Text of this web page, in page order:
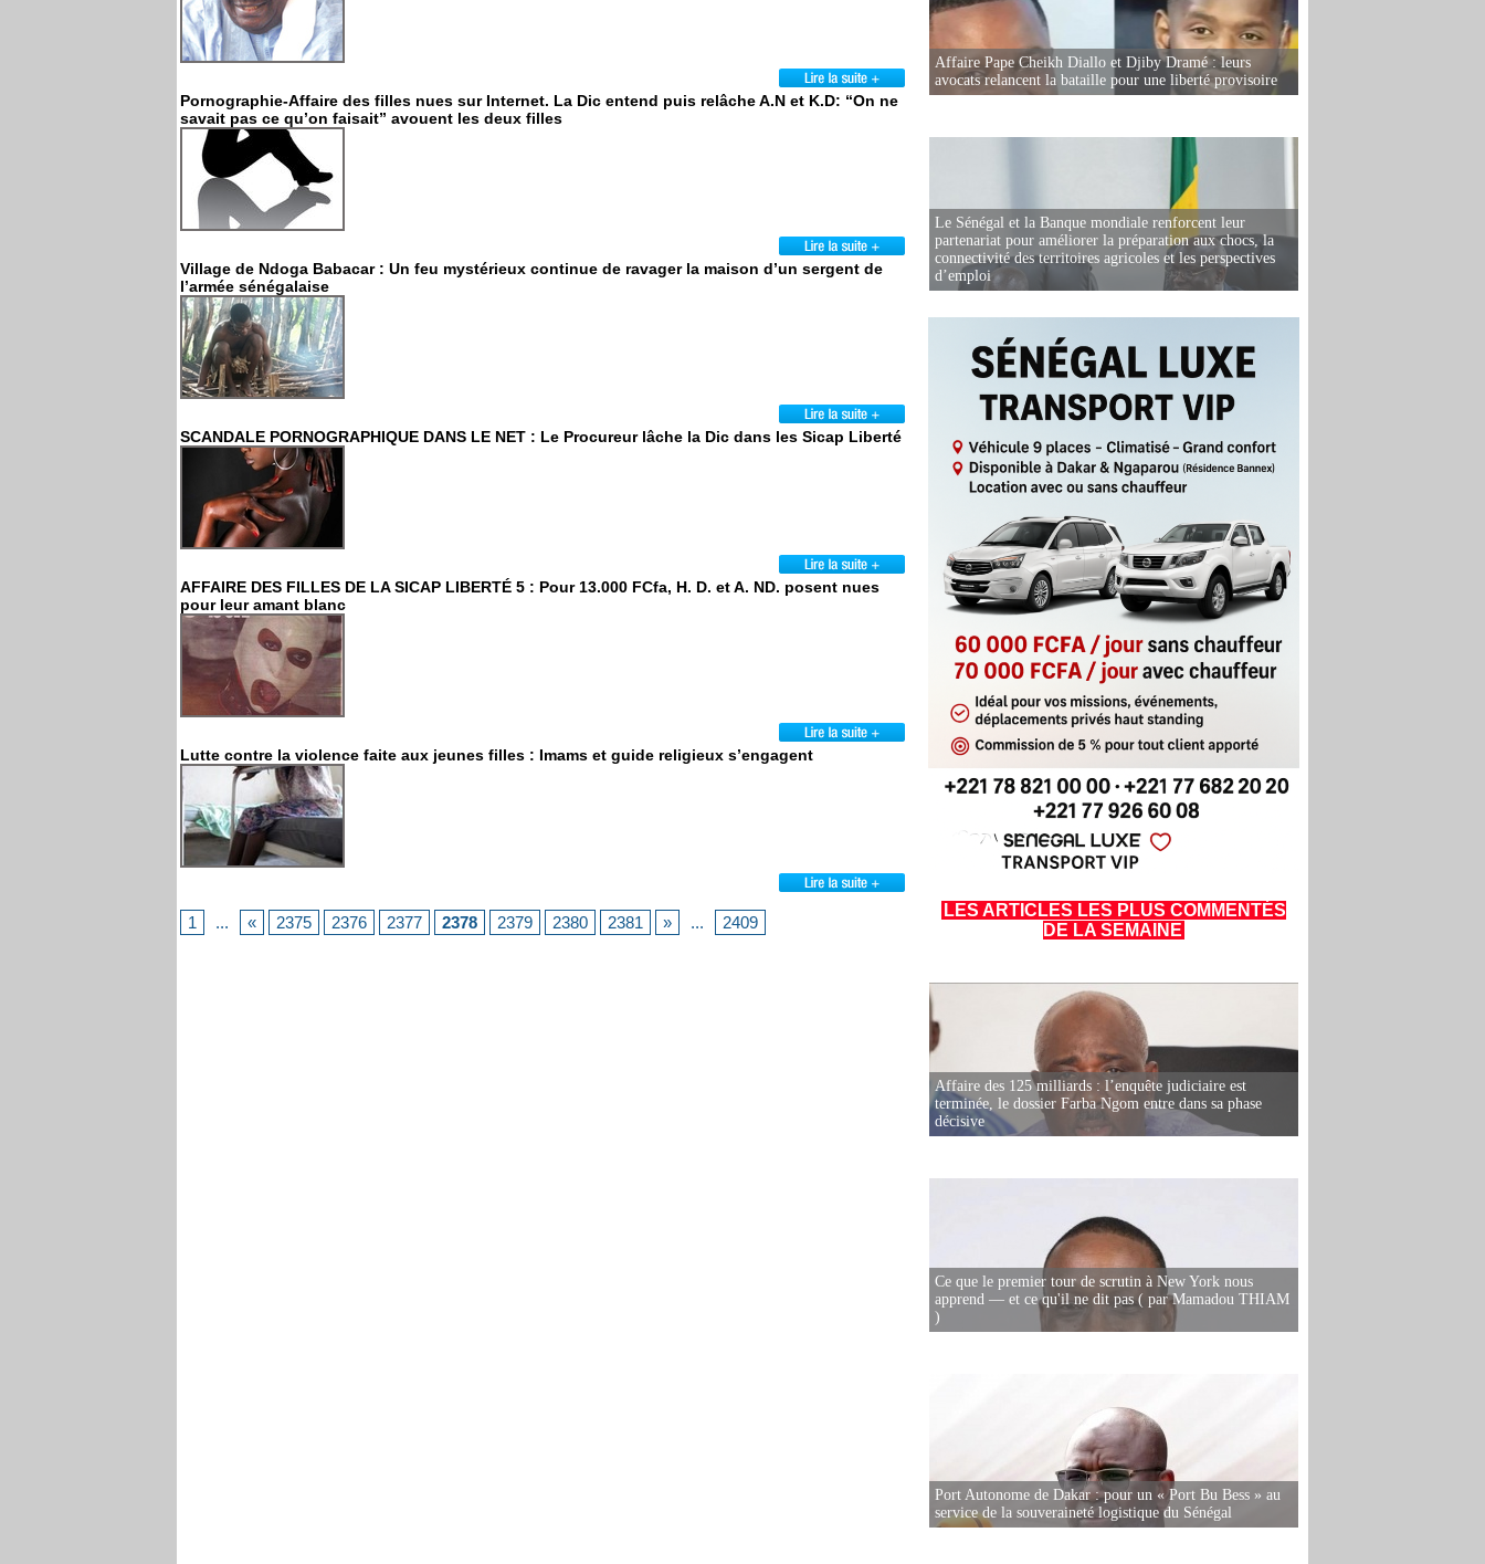
Pornographie-Affaire des filles nues sur Internet. La Dic entend puis relâche A.N et K.D: “On ne
savait pas ce qu’on faisait” avouent les deux filles
Village de Ndoga Babacar : Un feu mystérieux continue de ravager la maison d’un sergent de
l’armée sénégalaise
SCANDALE PORNOGRAPHIQUE DANS LE NET : Le Procureur lâche la Dic dans les Sicap Liberté
AFFAIRE DES FILLES DE LA SICAP LIBERTÉ 5 : Pour 13.000 FCfa, H. D. et A. ND. posent nues
pour leur amant blanc
Lutte contre la violence faite aux jeunes filles : Imams et guide religieux s’engagent
1 ... « 2375 2376 2377 2378 2379 2380 2381 » ... 2409
Affaire Pape Cheikh Diallo et Djiby Dramé : leurs
avocats relancent la bataille pour une liberté provisoire
Le Sénégal et la Banque mondiale renforcent leur
partenariat pour améliorer la préparation aux chocs, la
connectivité des territoires agricoles et les perspectives
d’emploi
LES ARTICLES LES PLUS COMMENTÉS
DE LA SEMAINE
Affaire des 125 milliards : l’enquête judiciaire est
terminée, le dossier Farba Ngom entre dans sa phase
décisive
Ce que le premier tour de scrutin à New York nous
apprend — et ce qu'il ne dit pas ( par Mamadou THIAM
)
Port Autonome de Dakar : pour un « Port Bu Bess » au
service de la souveraineté logistique du Sénégal